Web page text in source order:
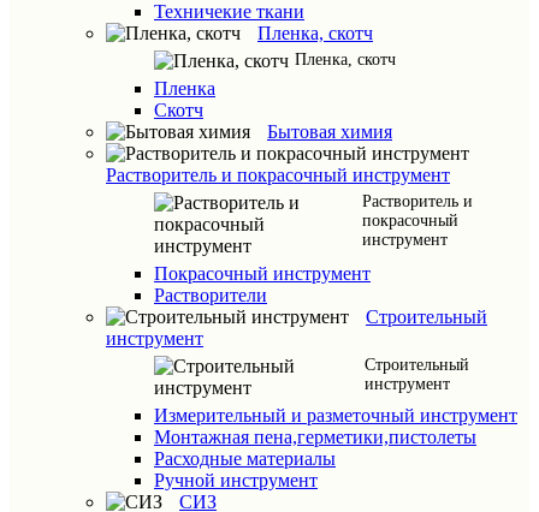
Техничекие ткани
Пленка, скотч
Пленка, скотч
Пленка
Скотч
Бытовая химия
Растворитель и покрасочный инструмент
Растворитель и
покрасочный
инструмент
Покрасочный инструмент
Растворители
Строительный
инструмент
Строительный
инструмент
Измерительный и разметочный инструмент
Монтажная пена,герметики,пистолеты
Расходные материалы
Ручной инструмент
СИЗ